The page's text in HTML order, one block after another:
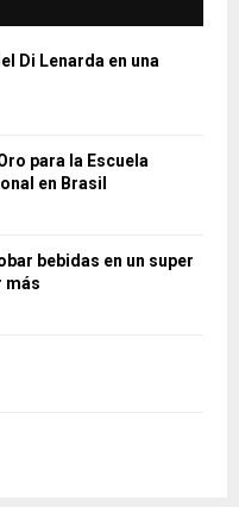
Di Lenarda en una
para la Escuela
en Brasil
bebidas en un super
más